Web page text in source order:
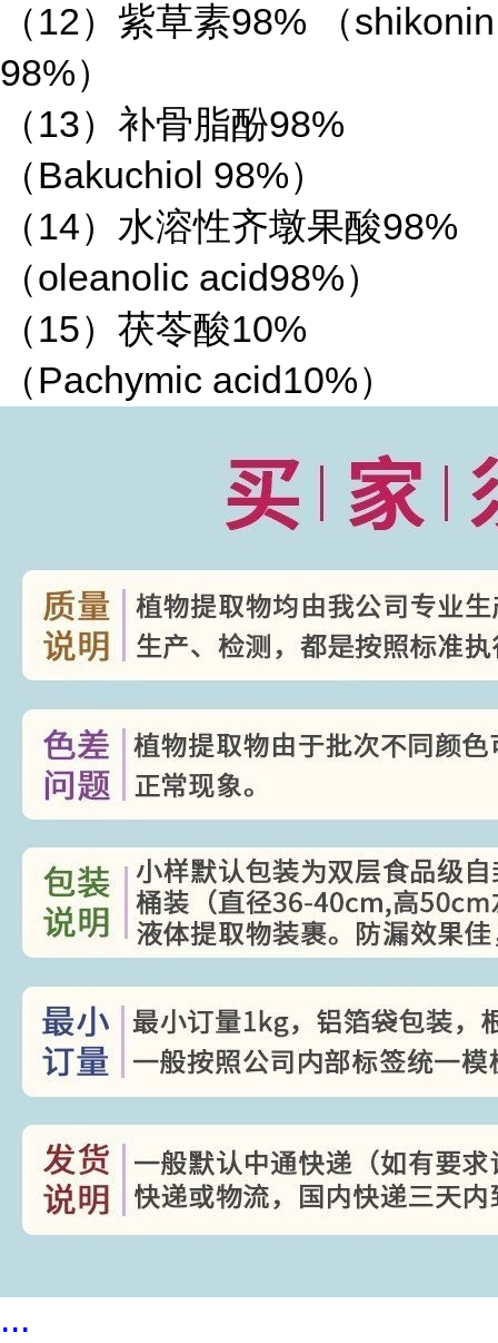
（12）紫草素98% （shikonin
98%）
（13）补骨脂酚98%
（Bakuchiol 98%）
（14）水溶性齐墩果酸98%
（oleanolic acid98%）
（15）茯苓酸10%
（Pachymic acid10%）
...